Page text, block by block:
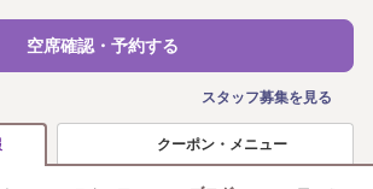
空席確認・予約する
スタッフ募集を見る
クーポン・メニュー